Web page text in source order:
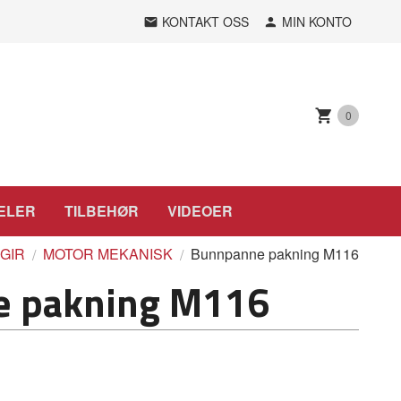
KONTAKT OSS MIN KONTO
0
TILBEHØR VIDEOER
MOTOR MEKANISK Bunnpanne pakning M116
pakning M116